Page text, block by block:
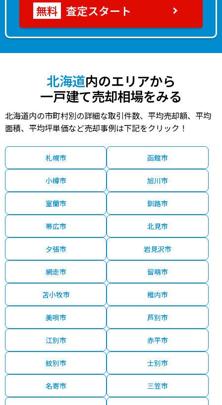
査定スタート
北海道内のエリアから
一戸建て売却相場をみる
北海道内の市町村別の詳細な取引件数、平均売却額、平均
面積、平均坪単価など売却事例は下記をクリック！
札幌市 函館市
小樽市 旭川市
室蘭市 釧路市
帯広市 北見市
夕張市 岩見沢市
網走市 留萌市
苫小牧市 稚内市
美唄市 芦別市
江別市 赤平市
紋別市 士別市
名寄市 三笠市